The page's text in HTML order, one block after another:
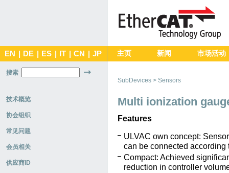
EN DE ES IT CN JP 主页 新闻 市场活动
搜索
技术概览
协会组织
常见问题
会员相关
供应商ID
SubDevices > Sensors
Multi ionization
Features
ULVAC own concept:
can be connected according
Compact: Achieved
reduction in controller